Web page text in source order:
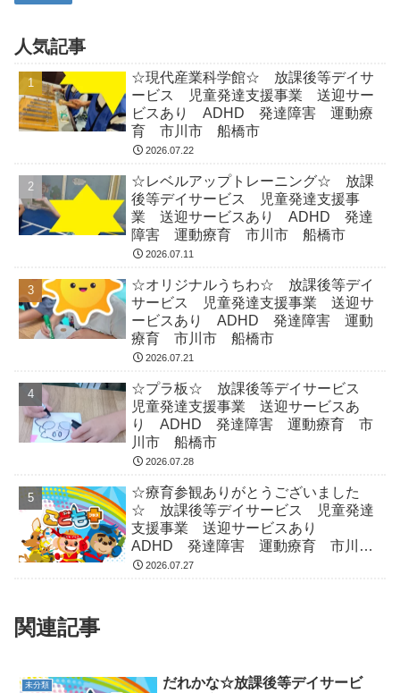
人気記事
☆現代産業科学館☆ 放課後等デイサ
ービス 児童発達支援事業 送迎サー
ビスあり ADHD 発達障害 運動療
育 市川市 船橋市
2026.07.22
☆レベルアップトレーニング☆ 放課
後等デイサービス 児童発達支援事
業 送迎サービスあり ADHD 発達
障害 運動療育 市川市 船橋市
2026.07.11
☆オリジナルうちわ☆ 放課後等デイ
サービス 児童発達支援事業 送迎サ
ービスあり ADHD 発達障害 運動
療育 市川市 船橋市
2026.07.21
☆プラ板☆ 放課後等デイサービス
児童発達支援事業 送迎サービスあ
り ADHD 発達障害 運動療育 市
川市 船橋市
2026.07.28
☆療育参観ありがとうございました
☆ 放課後等デイサービス 児童発達
支援事業 送迎サービスあり
ADHD 発達障害 運動療育 市川
市 船橋市
2026.07.27
関連記事
未分類
だれかな☆放課後等デイサービ